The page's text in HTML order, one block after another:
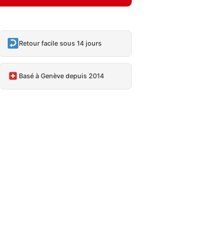
Retour facile sous 14 jours
Basé à Genève depuis 2014